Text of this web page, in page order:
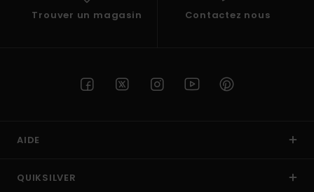
Trouver un magasin Contactez nous
AIDE
QUIKSILVER